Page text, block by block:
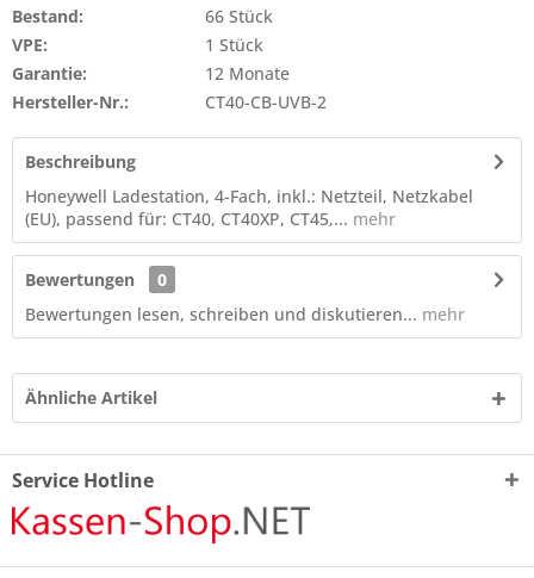
Bestand:
66 Stück
VPE:
1 Stück
Garantie:
12 Monate
Hersteller-Nr.:
CT40-CB-UVB-2
Beschreibung
Honeywell Ladestation, 4-Fach, inkl.: Netzteil, Netzkabel
(EU), passend für: CT40, CT40XP, CT45,... mehr
Bewertungen
0
Bewertungen lesen, schreiben und diskutieren... mehr
Ähnliche Artikel
Service Hotline